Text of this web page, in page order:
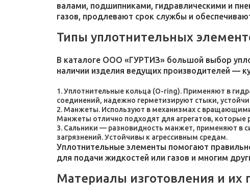
валами, подшипниками, гидравлическими и
газов, продлевают срок службы и
Типы уплотнительных
В каталоге ООО «ГУРТИЗ» большой выбор
наличии изделия ведущих производителей —
Уплотнительные кольца (O-ring). Применяют в
соединений, надежно герметизируют стыки,
Манжеты. Используют в механизмах с
Манжеты отлично подходят для агрегатов,
Сальники — разновидность манжет, применяют в
загрязнений. Устойчивы к агрессивным средам.
Уплотнительные элементы помогают
для подачи жидкостей или газов и многим
Материалы изготовления и их